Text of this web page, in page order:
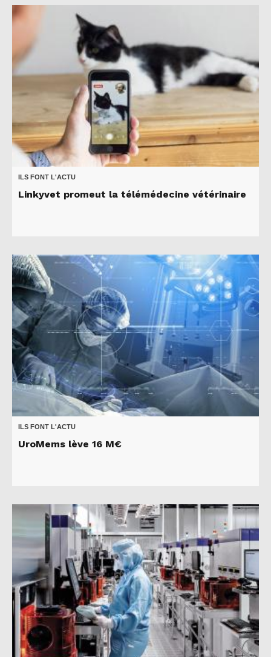
ILS FONT L'ACTU
Linkyvet promeut la télémédecine vétérinaire
ILS FONT L'ACTU
UroMems lève 16 M€